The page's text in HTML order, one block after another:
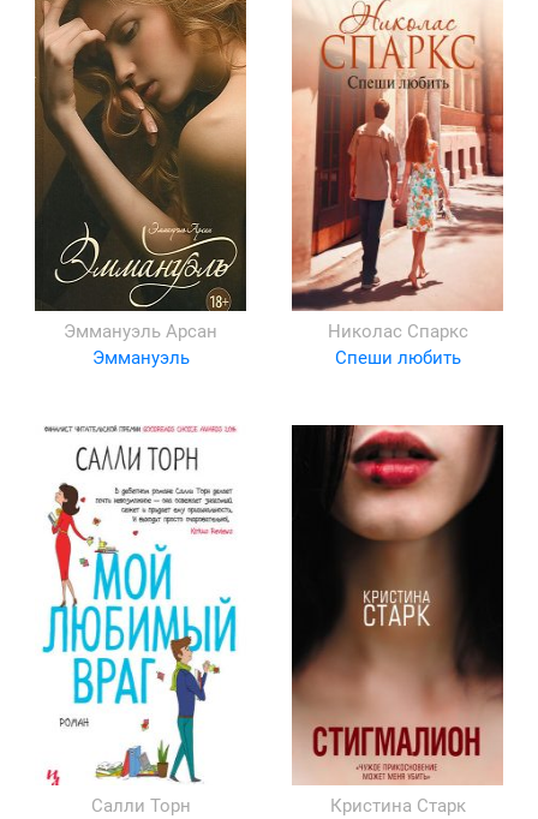
Эммануэль Арсан
Эммануэль
Николас Спаркс
Спеши любить
Салли Торн
Кристина Старк